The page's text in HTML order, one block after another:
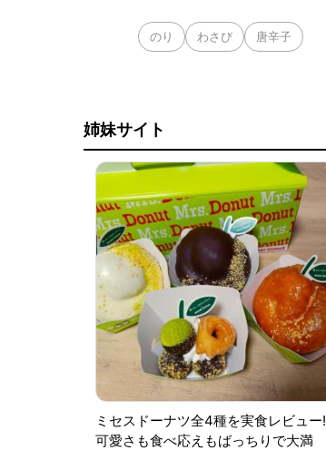
のり わさび 唐辛子
姉妹サイト
ミセスドーナツ全4種を実食レビュー!
可愛さも食べ応えもばっちりで大満